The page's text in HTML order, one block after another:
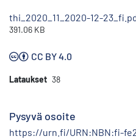
thi_2020_11_2020-12-
391.06 KB
CC BY 4.0
Lataukset 38
Pysyvä osoite
https://urn.fi/URN:NBN:fi-